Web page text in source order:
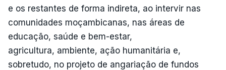
e os restantes de forma indireta, ao intervir nas
comunidades moçambicanas, nas áreas de
educação, saúde e bem-estar,
agricultura, ambiente, ação humanitária e,
sobretudo, no projeto de angariação de fundos